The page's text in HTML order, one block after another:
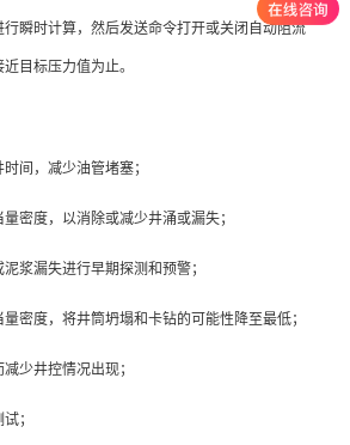
瞬时计算，然后发送命令打开或关闭自动阻流
目标压力值为止。
间，减少油管堵塞；
密度，以消除或减少井涌或漏失；
浆漏失进行早期探测和预警；
密度，将井筒坍塌和卡钻的可能性降至最低；
少井控情况出现；
；